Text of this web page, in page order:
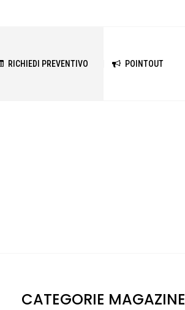
RICHIEDI PREVENTIVO POINTOUT
CATEGORIE MAGAZINE